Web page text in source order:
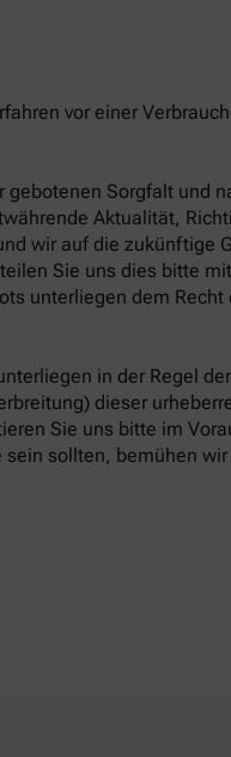
vor einer
Sorgfalt und
Aktualität,
wir auf die zukünftige
Sie uns dies bitte
unterliegen dem
in der Regel
dieser
Sie uns bitte im
sollten, bemühen